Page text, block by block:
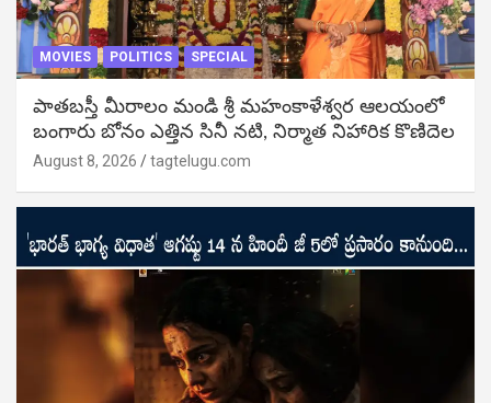
MOVIES POLITICS SPECIAL
పాతబస్తీ మీరాలం మండి శ్రీ మహంకాళేశ్వర ఆలయంలో
బంగారు బోనం ఎత్తిన సినీ నటి, నిర్మాత నిహారిక కొణిదెల
August 8, 2026 tagtelugu.com